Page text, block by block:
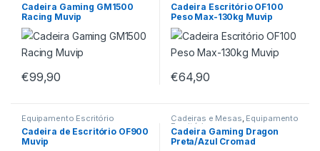
Cadeira Gaming GM1500
Racing Muvip
€99,90
Cadeira Escritório OF100
Peso Max-130kg Muvip
€64,90
Equipamento Escritório
Cadeira de Escritório OF900
Muvip
Cadeiras e Mesas, Equipamento
Escritório
Cadeira Gaming Dragon
Preta/Azul Cromad